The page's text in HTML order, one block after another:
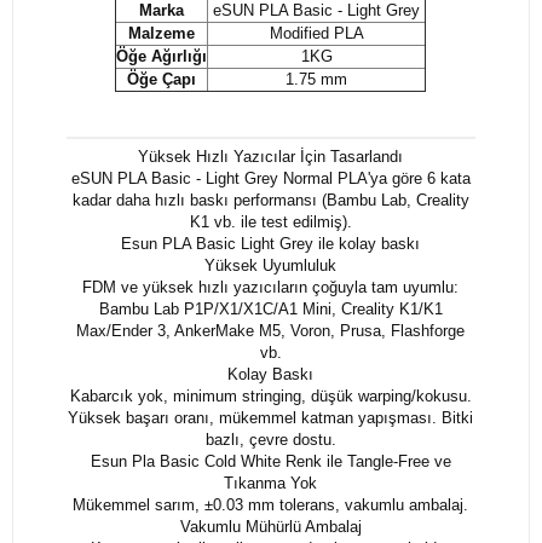
Marka
eSUN PLA Basic - Light Grey
Malzeme
Modified PLA
Öğe Ağırlığı
1KG
Öğe Çapı
1.75 mm
Yüksek Hızlı Yazıcılar İçin Tasarlandı
eSUN PLA Basic - Light Grey Normal PLA'ya göre 6 kata
kadar daha hızlı baskı performansı (Bambu Lab, Creality
K1 vb. ile test edilmiş).
Esun PLA Basic Light Grey ile kolay baskı
Yüksek Uyumluluk
FDM ve yüksek hızlı yazıcıların çoğuyla tam uyumlu:
Bambu Lab P1P/X1/X1C/A1 Mini, Creality K1/K1
Max/Ender 3, AnkerMake M5, Voron, Prusa, Flashforge
vb.
Kolay Baskı
Kabarcık yok, minimum stringing, düşük warping/kokusu.
Yüksek başarı oranı, mükemmel katman yapışması. Bitki
bazlı, çevre dostu.
Esun Pla Basic Cold White Renk ile Tangle-Free ve
Tıkanma Yok
Mükemmel sarım, ±0.03 mm tolerans, vakumlu ambalaj.
Vakumlu Mühürlü Ambalaj